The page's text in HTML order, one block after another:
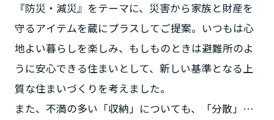
『防災・減災』をテーマに、災害から家族と財産を
守るアイテムを蔵にプラスしてご提案。いつもは心
地よい暮らしを楽しみ、もしものときは避難所のよ
うに安心できる住まいとして、新しい基準となる上
質な住まいづくりを考えました。
また、不満の多い「収納」についても、「分散」
千葉県
東京都
神奈川県